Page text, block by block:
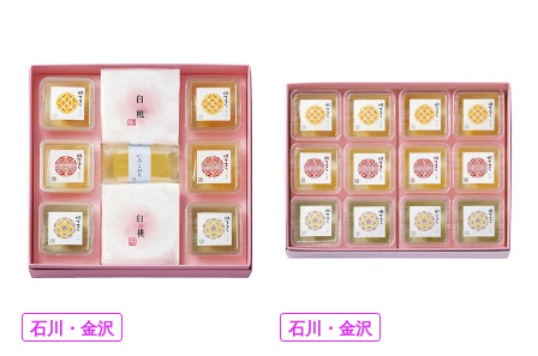
石川・金沢 石川・金沢